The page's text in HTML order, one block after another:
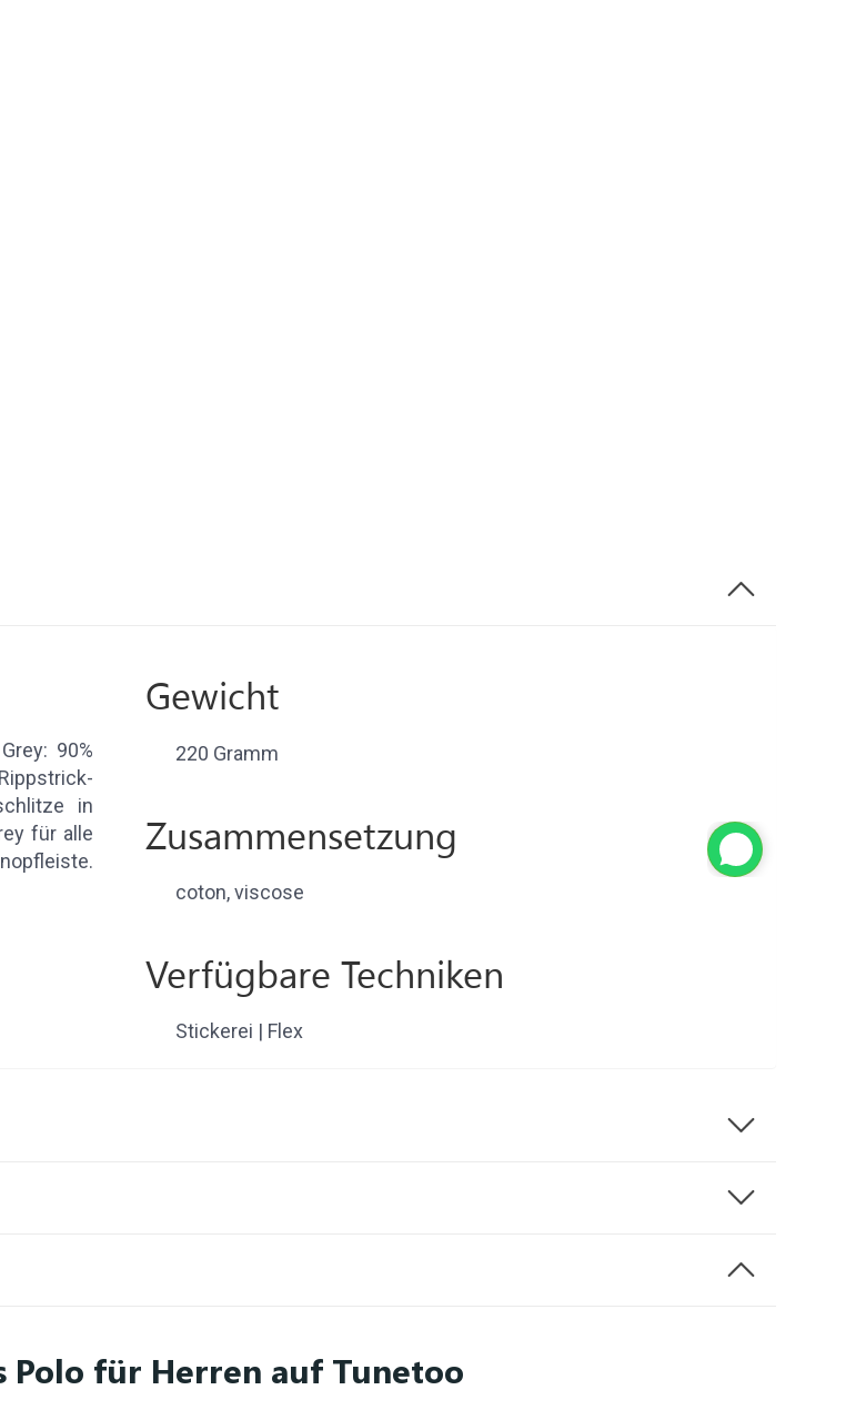
90%
in
für alle
Gewicht
220 Gramm
Zusammensetzung
coton, viscose
Verfügbare Techniken
Stickerei | Flex
Polo für Herren auf Tunetoo